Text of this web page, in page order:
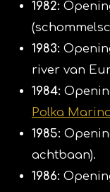
1982:
1983:
river van
1984:
Polka
1985:
achtbaan).
1986: